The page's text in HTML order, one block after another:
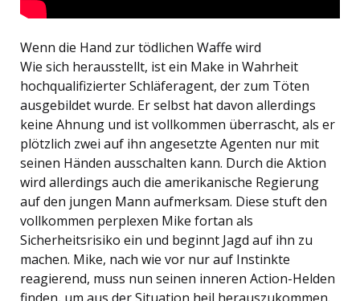
Wenn die Hand zur tödlichen Waffe wird
Wie sich herausstellt, ist ein Make in Wahrheit
hochqualifizierter Schläferagent, der zum Töten
ausgebildet wurde. Er selbst hat davon allerdings
keine Ahnung und ist vollkommen überrascht, als er
plötzlich zwei auf ihn angesetzte Agenten nur mit
seinen Händen ausschalten kann. Durch die Aktion
wird allerdings auch die amerikanische Regierung
auf den jungen Mann aufmerksam. Diese stuft den
vollkommen perplexen Mike fortan als
Sicherheitsrisiko ein und beginnt Jagd auf ihn zu
machen. Mike, nach wie vor nur auf Instinkte
reagierend, muss nun seinen inneren Action-Helden